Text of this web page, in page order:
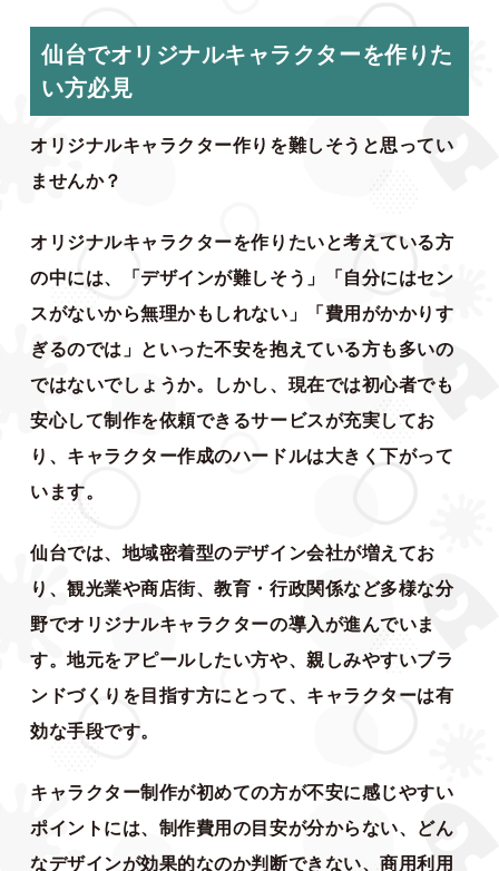
仙台でオリジナルキャラクターを作りた
い方必見
オリジナルキャラクター作りを難しそうと思ってい
ませんか？
オリジナルキャラクターを作りたいと考えている方
の中には、「デザインが難しそう」「自分にはセン
スがないから無理かもしれない」「費用がかかりす
ぎるのでは」といった不安を抱えている方も多いの
ではないでしょうか。しかし、現在では初心者でも
安心して制作を依頼できるサービスが充実してお
り、キャラクター作成のハードルは大きく下がって
います。
仙台では、地域密着型のデザイン会社が増えてお
り、観光業や商店街、教育・行政関係など多様な分
野でオリジナルキャラクターの導入が進んでいま
す。地元をアピールしたい方や、親しみやすいブラ
ンドづくりを目指す方にとって、キャラクターは有
効な手段です。
キャラクター制作が初めての方が不安に感じやすい
ポイントには、制作費用の目安が分からない、どん
なデザインが効果的なのか判断できない、商用利用